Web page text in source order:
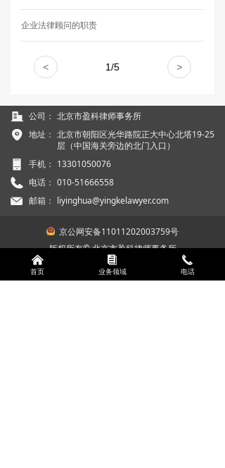
企业法律顾问的职责
< >
1/5
公司： 北京市盈科律师事务所
地址： 北京市朝阳区光华路院正大中心北塔19-25
层（中国海关旁边的北门入口）
手机： 13301050076
电话： 010-51666558
邮箱： liyinghua@yingkelawyer.com
낀
首页
뀴
业务领域
끅
电话
京公网安备11011202003759号
版权所有© 北京市盈科律师事务所
京ICP备2022011687号-1